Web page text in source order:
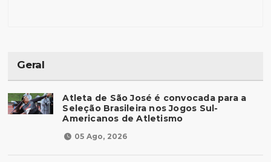
Geral
Atleta de São José é convocada para a
Seleção Brasileira nos Jogos Sul-
Americanos de Atletismo
05 Ago, 2026